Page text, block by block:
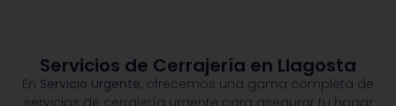
Servicios de Cerrajería en Llagosta
En Servicio Urgente, ofrecemos una gama completa de
servicios de cerrajería urgente para asegurar tu hogar